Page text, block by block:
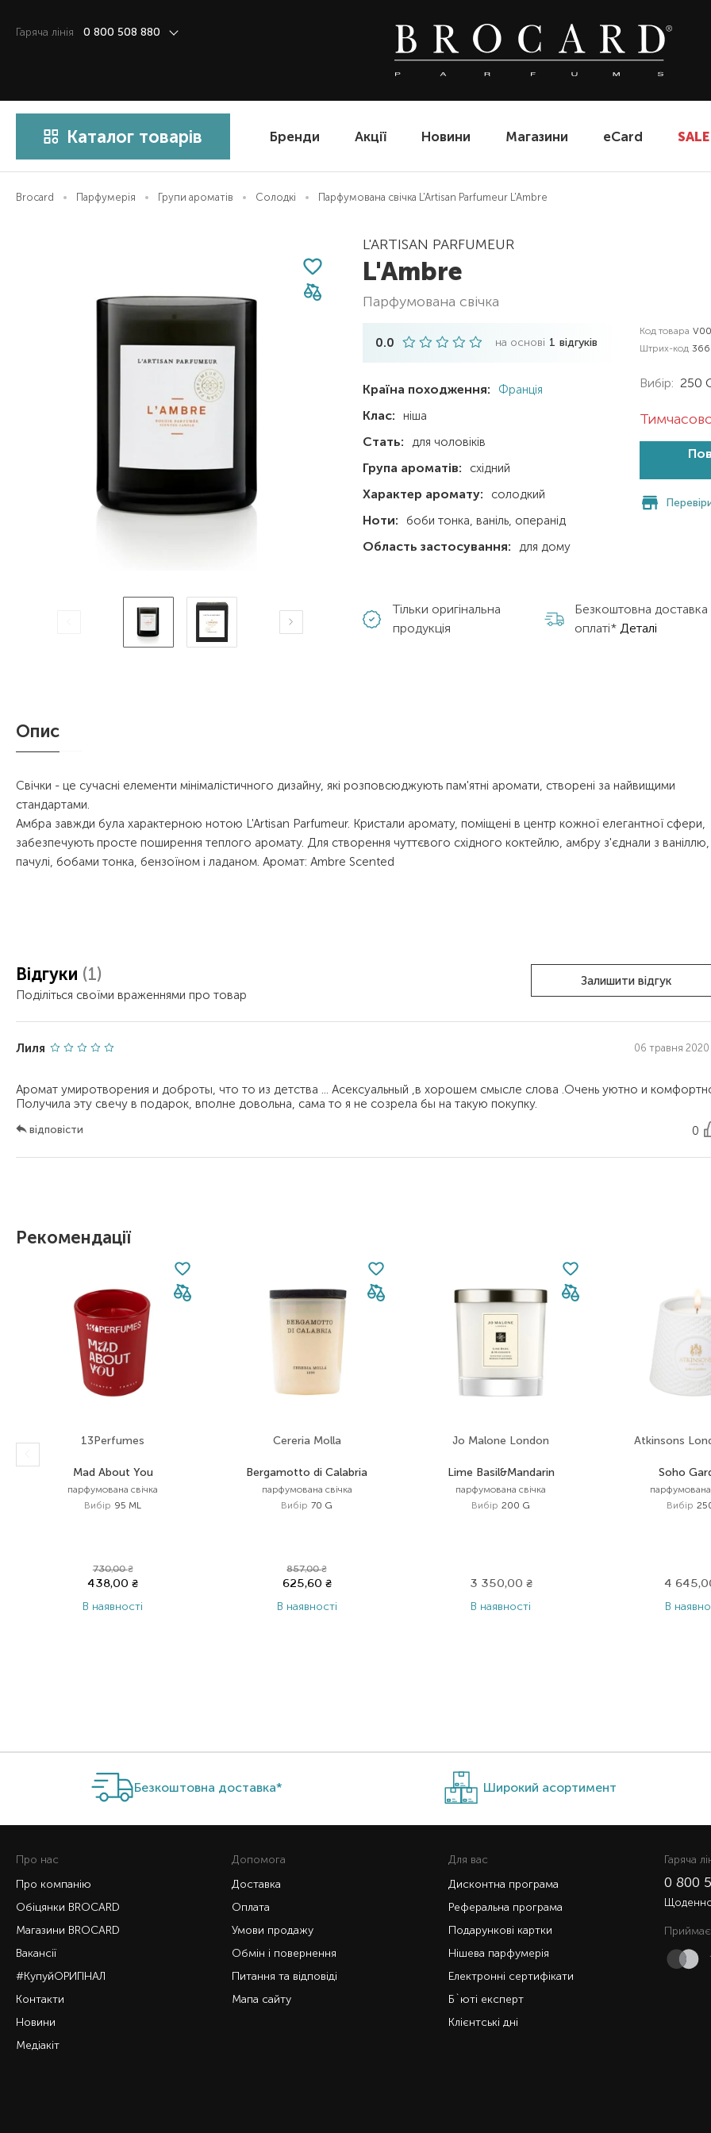
Гаряча лiнiя 0 800 508 880
Каталог товарів Бренди Акції Новини Магазини eCard SALE
Brocard Парфумерія Групи ароматів Солодкі Парфумована свічка L'Artisan Parfumeur L'Ambre
L'ARTISAN PARFUMEUR
L'Ambre
парфумована свічка
0.0 на основі 1 відгуків
Країна походження: Франція
Клас: ніша
Стать: для чоловіків
Група ароматів: східний
Характер аромату: солодкий
Ноти: боби тонка ваніль операнід
Область застосування: для дому
Код товара
Штрих-код
Вибір: 250
Тільки оригінальна
продукція
Безкоштовна
оплаті* Деталі
Опис
Cвічки - це сучасні елементи мінімалістичного дизайну, які розповсюджують пам'ятні аромати, створені за найвищими
стандартами.
Амбра завжди була характерною нотою L'Artisan Parfumeur. Кристали аромату, поміщені в центр кожної елегантної сфери,
забезпечують просте поширення теплого аромату. Для створення чуттєвого східного коктейлю, амбру з'єднали з ваніллю,
пачулі, бобами тонка, бензоїном і ладаном. Аромат: Ambre Scented
Відгуки (1)
Поділіться своїми враженнями про товар
Залишити відгук
Лиля 06 травня 2020
Аромат умиротворения и доброты, что то из детства ... Асексуальный ,в хорошем смысле слова .Очень уютно и
відповісти 0
Рекомендації
13Perfumes
Mad About You
парфумована свічка
Вибір 95 ML
730,00₴
438,00₴
В наявності
Cereria Molla
Bergamotto di Calabria
парфумована свічка
Вибір 70 G
857,00₴
625,60 ₴
В наявності
Jo Malone London
Lime Basil&Mandarin
парфумована свічка
Вибір 200 G
3 350,00 ₴
В наявності
Atkinsons
Soho
парфумована
Вибір
4
В
Безкоштовна доставка* Широкий асортимент
Про нас
Про компанію
Обіцянки BROCARD
Магазини BROCARD
Вакансії
#КупуйОРИГІНАЛ
Контакти
Новини
Медіакіт
Допомога
Доставка
Оплата
Умови продажу
Обмін і повернення
Питання та відповіді
Мапа сайту
Для вас
Дисконтна програма
Реферальна програма
Подарункові картки
Нішева парфумерія
Електронні сертифікати
Б`юті експерт
Клієнтські дні
Гаряча
0 800
Щоденно